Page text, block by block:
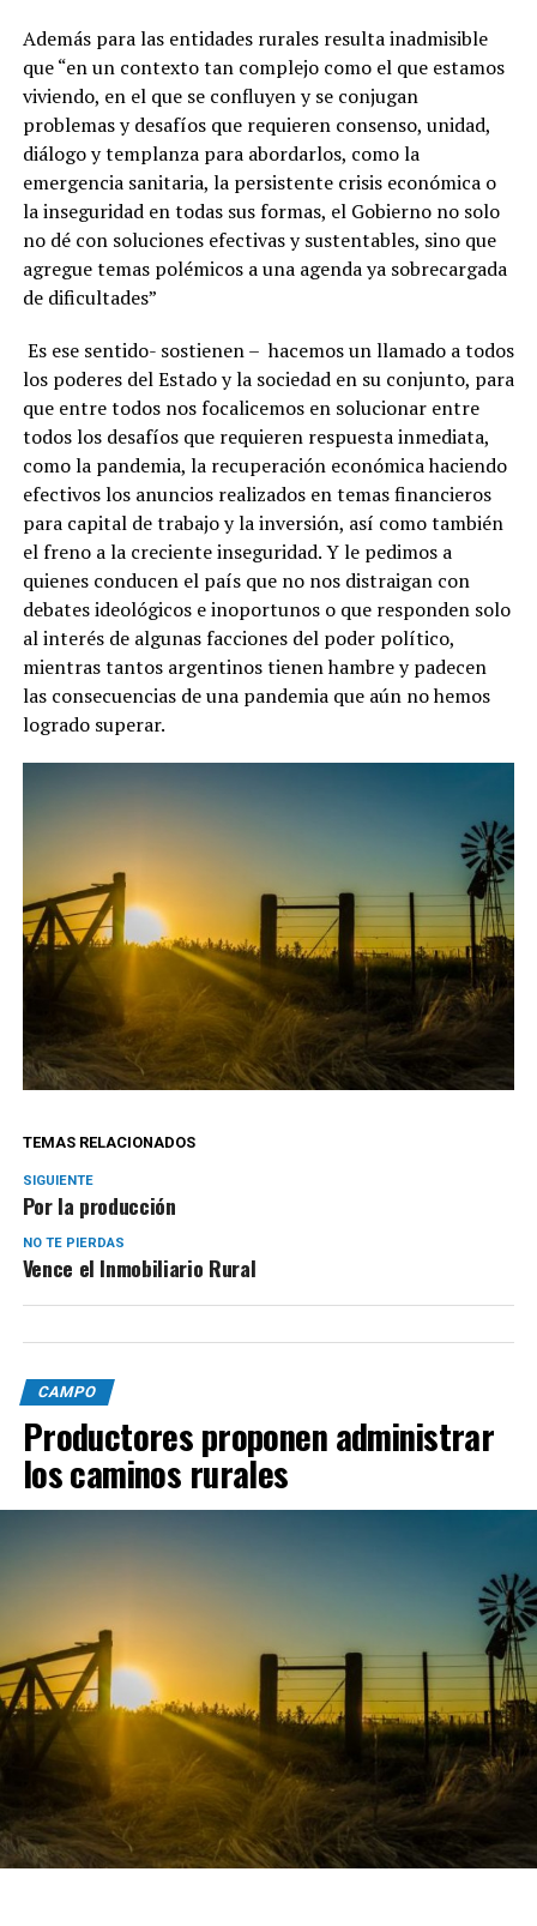
Además para las entidades rurales resulta inadmisible
que “en un contexto tan complejo como el que estamos
viviendo, en el que se confluyen y se conjugan
problemas y desafíos que requieren consenso, unidad,
diálogo y templanza para abordarlos, como la
emergencia sanitaria, la persistente crisis económica o
la inseguridad en todas sus formas, el Gobierno no solo
no dé con soluciones efectivas y sustentables, sino que
agregue temas polémicos a una agenda ya sobrecargada
de dificultades”
Es ese sentido- sostienen – hacemos un llamado a todos
los poderes del Estado y la sociedad en su conjunto, para
que entre todos nos focalicemos en solucionar entre
todos los desafíos que requieren respuesta inmediata,
como la pandemia, la recuperación económica haciendo
efectivos los anuncios realizados en temas financieros
para capital de trabajo y la inversión, así como también
el freno a la creciente inseguridad. Y le pedimos a
quienes conducen el país que no nos distraigan con
debates ideológicos e inoportunos o que responden solo
al interés de algunas facciones del poder político,
mientras tantos argentinos tienen hambre y padecen
las consecuencias de una pandemia que aún no hemos
logrado superar.
TEMAS RELACIONADOS
SIGUIENTE
Por la producción
NO TE PIERDAS
Vence el Inmobiliario Rural
CAMPO
Productores proponen administrar
los caminos rurales